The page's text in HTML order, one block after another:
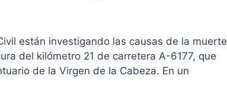
están investigando las causas de la muerte
del kilómetro 21 de carretera A-6177, que
de la Virgen de la Cabeza. En un